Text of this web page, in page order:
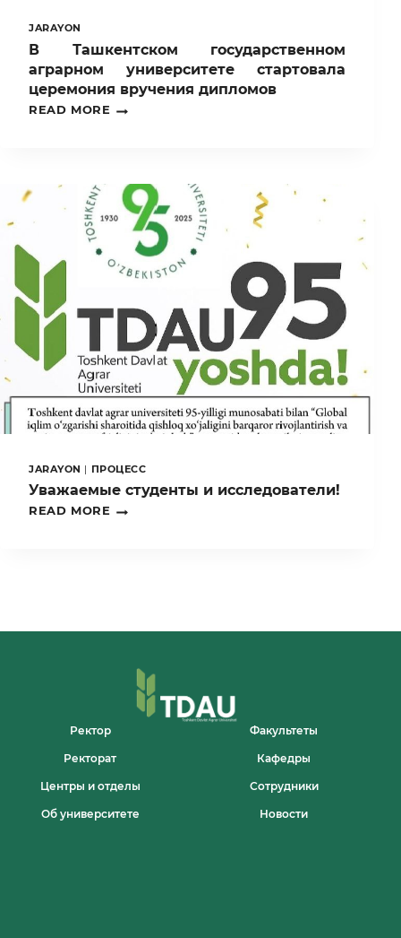
JARAYON
В Ташкентском государственном
аграрном университете стартовала
церемония вручения дипломов
READ MORE
В
СТАРТОВАЛА
ЦЕРЕМОНИЯ
ВРУЧЕНИЯ
ДИПЛОМОВ
JARAYON | ПРОЦЕСС
Уважаемые студенты и исследователи!
READ MORE
УВАЖАЕМЫЕ
Ректор Факультеты
Ректорат Кафедры
Центры и отделы Сотрудники
Об университете Новости